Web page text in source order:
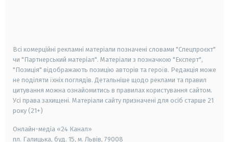
Всі комерційні рекламні матеріали позначені словами "Спецпроєкт"
чи "Партнерський матеріал". Матеріали з позначкою "Експерт",
"Позиція" відображають позицію авторів та героїв. Редакція може
не поділяти їхніх поглядів. Детальніше щодо реклами та правил
цитування можна ознайомитись в правилах користування сайтом.
Усі права захищені. Матеріали сайту призначені для осіб старше 21
року (21+)
Онлайн-медіа «24 Канал»
пл. Галицька, буд. 15, м. Львів, 79008